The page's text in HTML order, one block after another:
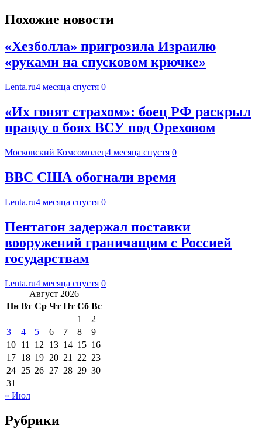
Похожие новости
«Хезболла» пригрозила Израилю
«руками на спусковом крючке»
Lenta.ru4 месяца спустя 0
«Их гонят страхом»: боец РФ раскрыл
правду о боях ВСУ под Ореховом
Московский Комсомолец4 месяца спустя 0
ВВС США обогнали время
Lenta.ru4 месяца спустя 0
Пентагон задержал поставки
вооружений граничащим с Россией
государствам
Lenta.ru4 месяца спустя 0
Август 2026
Пн Вт Ср Чт Пт Сб Вс
1
2
3
4 5 6 7 8
9
10 11 12 13 14 15 16
17 18 19 20 21 22 23
24 25 26 27 28 29 30
31
« Июл
Рубрики